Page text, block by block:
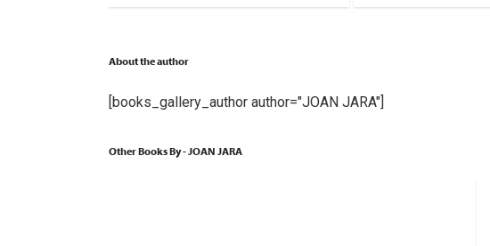
About the author
[books_gallery_author author="JOAN JARA"]
Other Books By - JOAN JARA